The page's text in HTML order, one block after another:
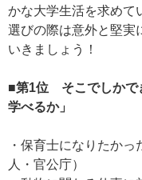
かな大学生活を求めて
選びの際は意外と堅実
いきましょう！
■第1位 そこでしかで
学べるか」
・保育士になりたか
人・官公庁）